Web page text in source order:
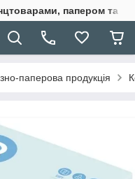
папером та
паперова продукція